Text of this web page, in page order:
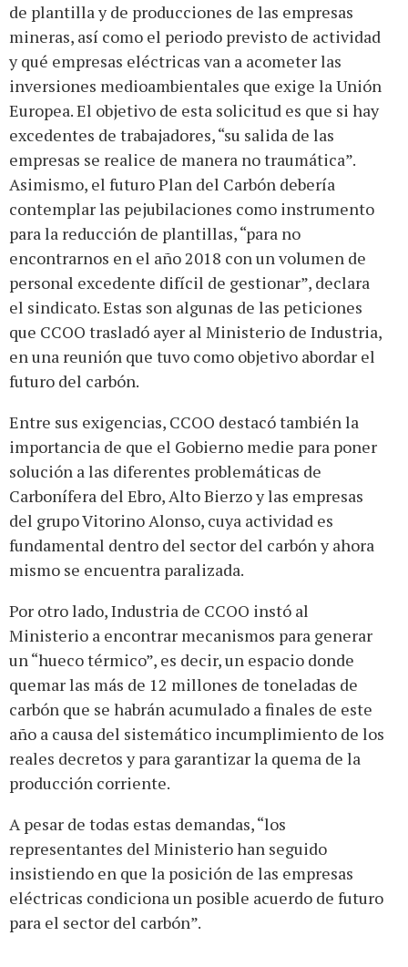
de plantilla y de producciones de las empresas
mineras, así como el periodo previsto de actividad
y qué empresas eléctricas van a acometer las
inversiones medioambientales que exige la Unión
Europea. El objetivo de esta solicitud es que si hay
excedentes de trabajadores, “su salida de las
empresas se realice de manera no traumática”.
Asimismo, el futuro Plan del Carbón debería
contemplar las pejubilaciones como instrumento
para la reducción de plantillas, “para no
encontrarnos en el año 2018 con un volumen de
personal excedente difícil de gestionar”, declara
el sindicato. Estas son algunas de las peticiones
que CCOO trasladó ayer al Ministerio de Industria,
en una reunión que tuvo como objetivo abordar el
futuro del carbón.
Entre sus exigencias, CCOO destacó también la
importancia de que el Gobierno medie para poner
solución a las diferentes problemáticas de
Carbonífera del Ebro, Alto Bierzo y las empresas
del grupo Vitorino Alonso, cuya actividad es
fundamental dentro del sector del carbón y ahora
mismo se encuentra paralizada.
Por otro lado, Industria de CCOO instó al
Ministerio a encontrar mecanismos para generar
un “hueco térmico”, es decir, un espacio donde
quemar las más de 12 millones de toneladas de
carbón que se habrán acumulado a finales de este
año a causa del sistemático incumplimiento de los
reales decretos y para garantizar la quema de la
producción corriente.
A pesar de todas estas demandas, “los
representantes del Ministerio han seguido
insistiendo en que la posición de las empresas
eléctricas condiciona un posible acuerdo de futuro
para el sector del carbón”.